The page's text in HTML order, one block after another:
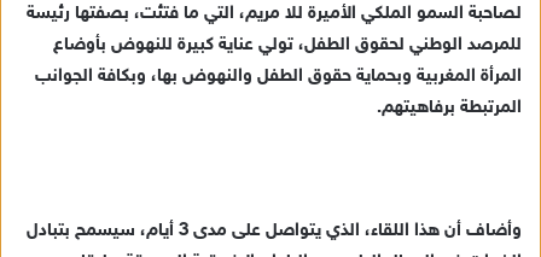
لصاحبة السمو الملكي الأميرة للا مريم، التي ما فتئت، بصفتها رئيسة
للمرصد الوطني لحقوق الطفل، تولي عناية كبيرة للنهوض بأوضاع
المرأة المغربية وبحماية حقوق الطفل والنهوض بها، وبكافة الجوانب
المرتبطة برفاهيتهم.
وأضاف أن هذا اللقاء، الذي يتواصل على مدى 3 أيام، سيسمح بتبادل